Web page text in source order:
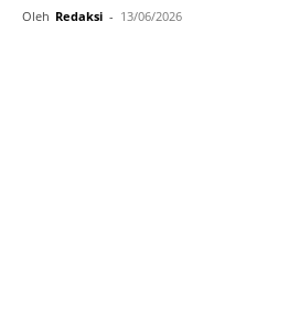
Oleh Redaksi - 13/06/2026